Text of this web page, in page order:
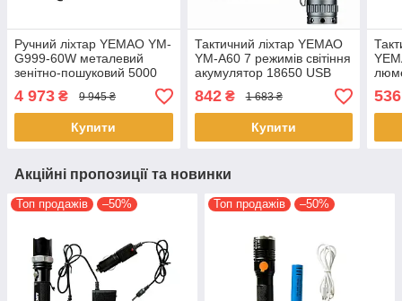
Ручний ліхтар YEMAO YM-
G999-60W металевий
зенітно-пошуковий 5000
Lm функція Power Bank 5
режимів роботи 8 × 18650
Чорний
4 973 ₴ 9 945 ₴
Купити
Тактичний ліхтар YEMAO
YM-A60 7 режимів світіння
акумулятор 18650 USB
Type-C 1200 LM Сірий
842₴ 1 683 ₴
Купити
536
Акційні пропозиції та новинки
Топ продажів –50% Топ продажів –50%